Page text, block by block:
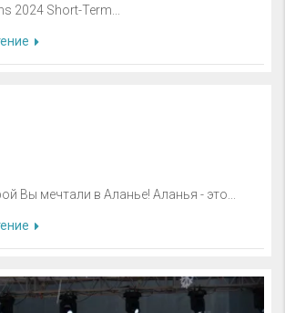
2024 Short-Term...
Вы мечтали в Аланье! Аланья - это...